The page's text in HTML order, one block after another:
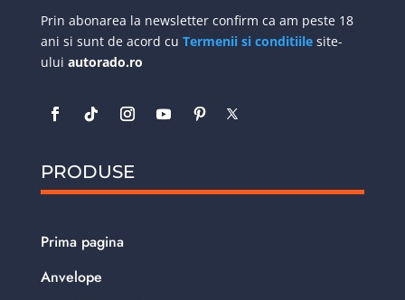
Prin abonarea la newsletter confirm ca am peste 18
ani si sunt de acord cu Termenii si conditiilesite-
ului autorado.ro
PRODUSE
Prima pagina
Anvelope